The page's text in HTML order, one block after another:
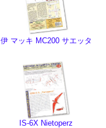
伊 マッキ MC200 サエッタ
IS-6X Nietoperz